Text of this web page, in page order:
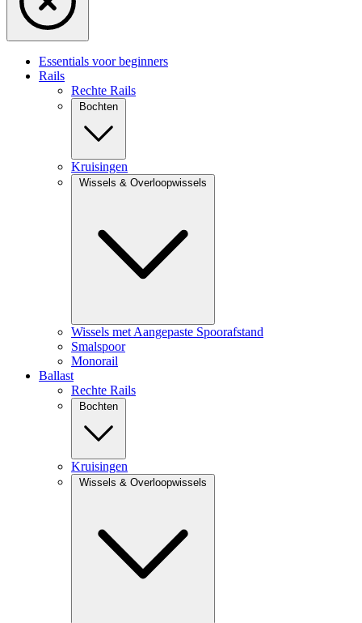
Essentials voor beginners
Rails
Rechte Rails
Bochten
Kruisingen
Wissels & Overloopwissels
Wissels met Aangepaste Spoorafstand
Smalspoor
Monorail
Ballast
Rechte Rails
Bochten
Kruisingen
Wissels & Overloopwissels